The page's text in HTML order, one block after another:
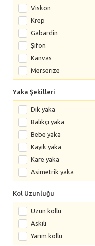
Viskon
Krep
Gabardin
Şifon
Kanvas
Merserize
Yaka Şekilleri
Dik yaka
Balıkçı yaka
Bebe yaka
Kayık yaka
Kare yaka
Asimetrik yaka
Kol Uzunluğu
Uzun kollu
Askılı
Yarım kollu